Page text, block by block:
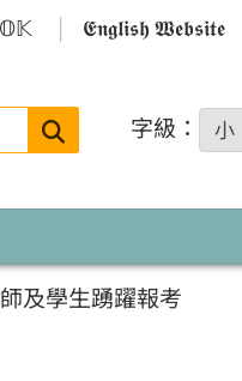
𝕰𝖓𝖌𝖑𝖎𝖘𝖍 𝖂𝖊𝖇𝖘𝖎𝖙𝖊
搜
字級： 小
及學生踴躍報考